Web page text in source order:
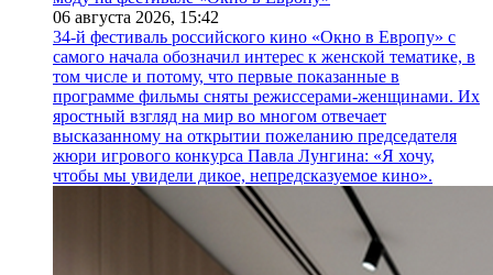
06 августа 2026, 15:42
34-й фестиваль российского кино «Окно в Европу» с
самого начала обозначил интерес к женской тематике, в
том числе и потому, что первые показанные в
программе фильмы сняты режиссерами-женщинами. Их
яростный взгляд на мир во многом отвечает
высказанному на открытии пожеланию председателя
жюри игрового конкурса Павла Лунгина: «Я хочу,
чтобы мы увидели дикое, непредсказуемое кино».